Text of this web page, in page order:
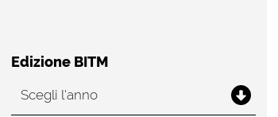
Edizione BITM